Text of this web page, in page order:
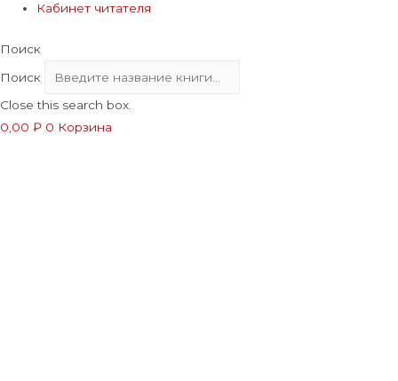
Кабинет читателя
Поиск
Поиск
Close this search box.
0,00 ₽ 0 Корзина